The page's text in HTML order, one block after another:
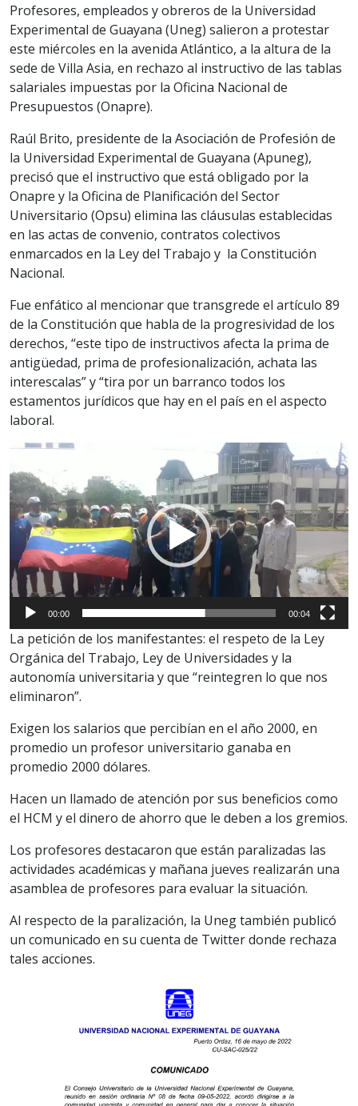
Profesores, empleados y obreros de la Universidad
Experimental de Guayana (Uneg) salieron a protestar
este miércoles en la avenida Atlántico, a la altura de la
sede de Villa Asia, en rechazo al instructivo de las tablas
salariales impuestas por la Oficina Nacional de
Presupuestos (Onapre).
Raúl Brito, presidente de la Asociación de Profesión de
la Universidad Experimental de Guayana (Apuneg),
precisó que el instructivo que está obligado por la
Onapre y la Oficina de Planificación del Sector
Universitario (Opsu) elimina las cláusulas establecidas
en las actas de convenio, contratos colectivos
enmarcados en la Ley del Trabajo y la Constitución
Nacional.
Fue enfático al mencionar que transgrede el artículo 89
de la Constitución que habla de la progresividad de los
derechos, “este tipo de instructivos afecta la prima de
antigüedad, prima de profesionalización, achata las
interescalas” y “tira por un barranco todos los
estamentos jurídicos que hay en el país en el aspecto
laboral.
Reproductor
de
vídeo
00:00 00:04
La petición de los manifestantes: el respeto de la Ley
Orgánica del Trabajo, Ley de Universidades y la
autonomía universitaria y que “reintegren lo que nos
eliminaron”.
Exigen los salarios que percibían en el año 2000, en
promedio un profesor universitario ganaba en
promedio 2000 dólares.
Hacen un llamado de atención por sus beneficios como
el HCM y el dinero de ahorro que le deben a los gremios.
Los profesores destacaron que están paralizadas las
actividades académicas y mañana jueves realizarán una
asamblea de profesores para evaluar la situación.
Al respecto de la paralización, la Uneg también publicó
un comunicado en su cuenta de Twitter donde rechaza
tales acciones.